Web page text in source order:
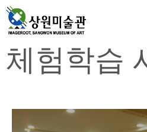
체험학습